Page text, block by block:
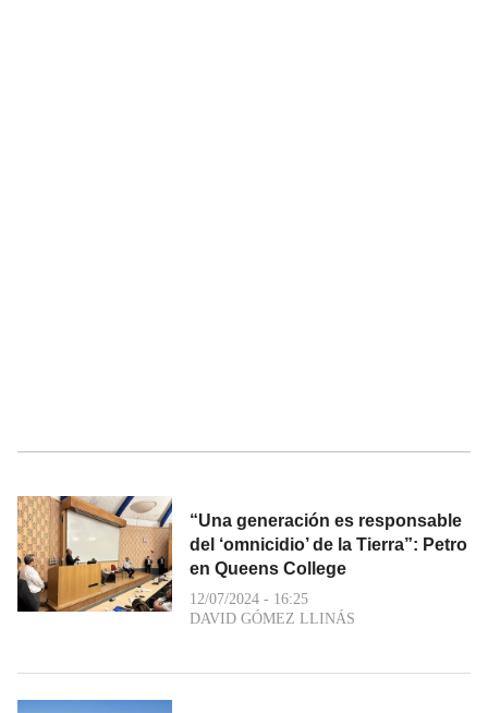
“Una generación es responsable
del ‘omnicidio’ de la Tierra”: Petro
en Queens College
12/07/2024 - 16:25
DAVID GÓMEZ LLINÁS